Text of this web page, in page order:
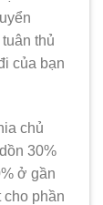
thủ
của bạn
chủ
30%
ở gần
cho phần